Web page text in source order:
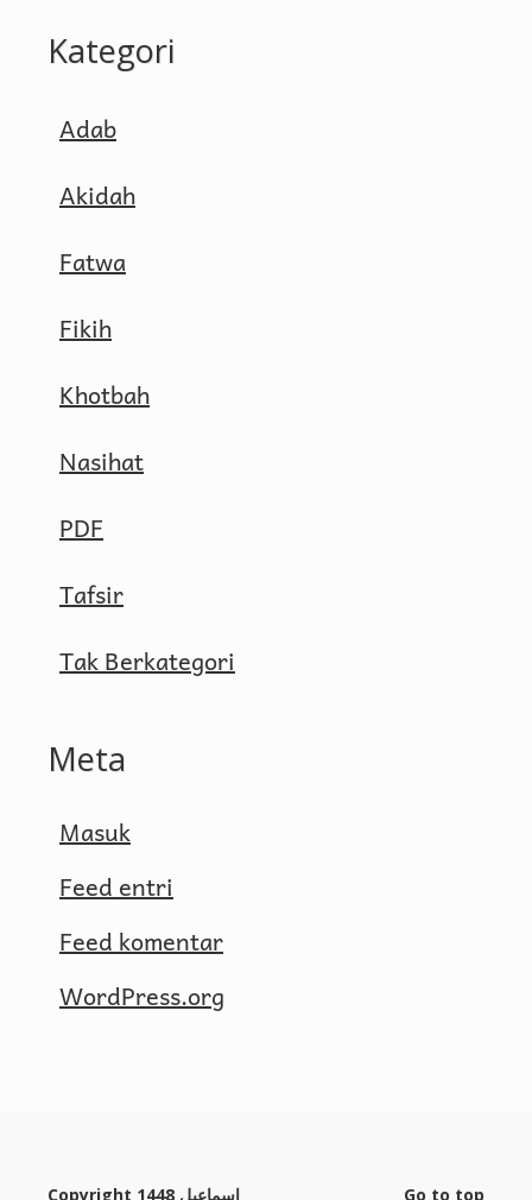
Kategori
Adab
Akidah
Fatwa
Fikih
Khotbah
Nasihat
PDF
Tafsir
Tak Berkategori
Meta
Masuk
Feed entri
Feed komentar
WordPress.org
Copyright 1448 إسماعيل Go to top